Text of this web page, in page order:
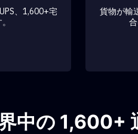
、1,600+宅
貨物が輸
中の 1,600+